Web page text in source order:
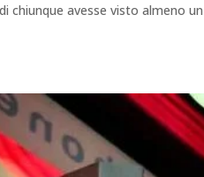
chiunque avesse visto almeno